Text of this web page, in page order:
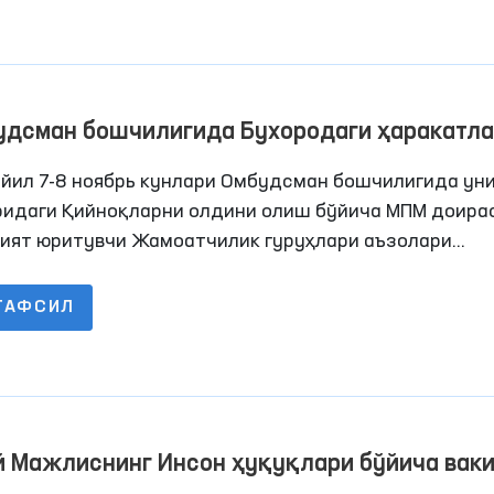
бошчилигида Бухородаги
чекланган шахслар сақланадиганн
шароитлар ўрганилди
7-8 ноябрь кунлари Омбудсман бошчилигида
Қийноқларни олдини олиш бўйича МПМ
юритувчи Жамоатчилик гуруҳлари аъзолари
ташрифлари амалга оширилди. Жараёнларда
ҳам иштирок этишди.
Мажлиснинг Инсон ҳуқуқлари бўйича